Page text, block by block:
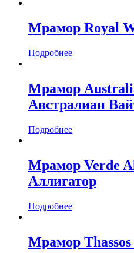
Мрамор Royal
Подробнее
Мрамор
Австралиан
Подробнее
Мрамор Verde
Аллигатор
Подробнее
Мрамор